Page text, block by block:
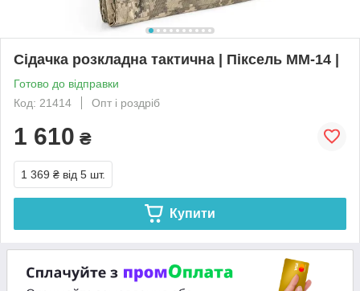
Сідачка розкладна тактична | Піксель ММ-14 |
Готово до відправки
Код: 21414
Опт і роздріб
1 610 ₴
1 369 ₴ від 5 шт.
Купити